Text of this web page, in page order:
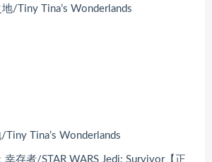
Tina’s Wonderlands